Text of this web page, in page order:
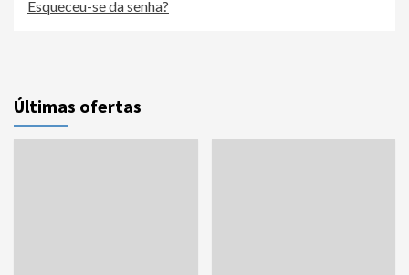
Esqueceu-se da senha?
Últimas ofertas